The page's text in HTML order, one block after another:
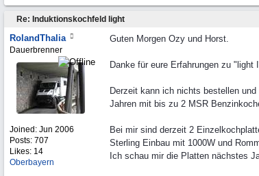
Re: Induktionskochfeld light
RolandThalia
Dauerbrenner
Joined: Jun 2006
Posts: 707
Likes: 14
Oberbayern
Guten Morgen Ozy und Horst.
Danke für eure Erfahrungen zu "light
Derzeit kann ich nichts bestellen
Jahren mit bis zu 2 MSR
Bei mir sind derzeit 2
Sterling Einbau mit 1000W und
Ich schau mir die Platten nächstes